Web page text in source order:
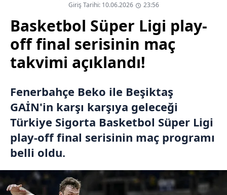
Giriş Tarihi: 10.06.2026
23:56
Basketbol Süper Ligi play-
off final serisinin maç
takvimi açıklandı!
Fenerbahçe Beko ile Beşiktaş
GAİN'in karşı karşıya geleceği
Türkiye Sigorta Basketbol Süper Ligi
play-off final serisinin maç programı
belli oldu.